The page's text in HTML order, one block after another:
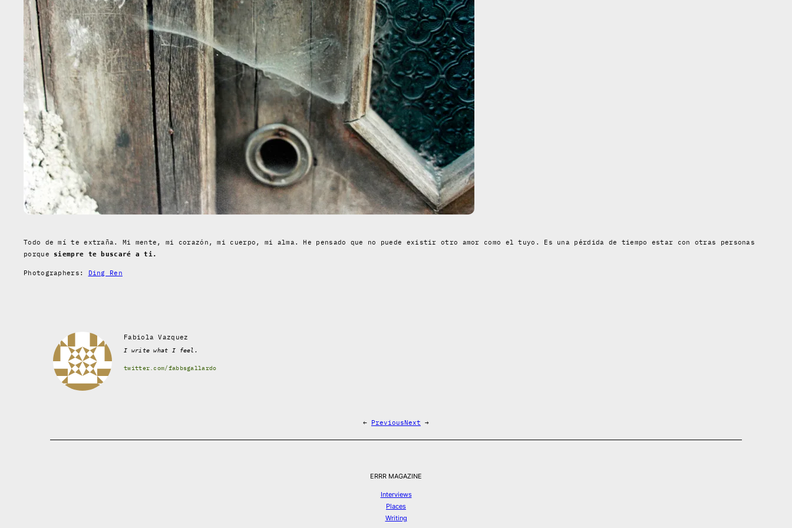
Todo de mí te extraña. Mi mente, mi corazón, mi cuerpo, mi alma. He pensado que no puede existir otro amor como el tuyo. Es una pérdida de tiempo estar con otras personas
porque
siempre te buscaré a ti.
Photographers: Ding Ren
Fabiola Vazquez
I write what I feel.
twitter.com/fabbsgallardo
← PreviousNext →
ERRR MAGAZINE
Interviews
Places
Writing